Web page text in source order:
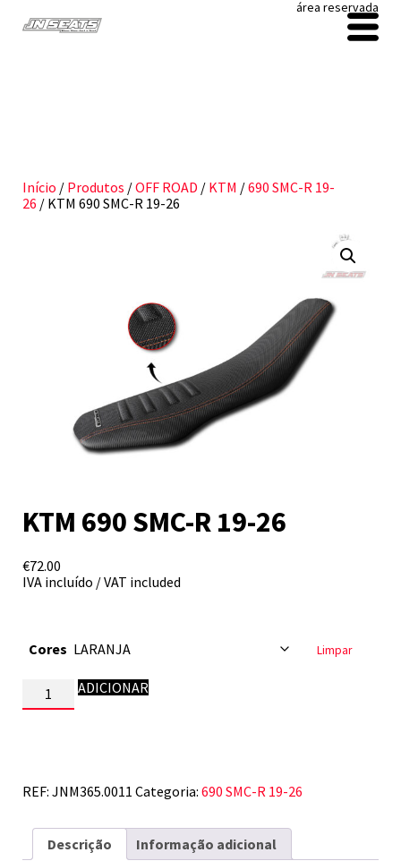
área reservada
Início / Produtos /OFF ROAD / KTM /690 SMC-R 19-
26 / KTM 690 SMC-R 19-26
KTM 690 SMC-R 19-26
€72.00
IVA incluído / VAT included
Cores Limpar
Quantidade
19-
26
ADICIONAR
REF: JNM365.0011 Categoria: 690 SMC-R 19-26
Descrição Informação adicional